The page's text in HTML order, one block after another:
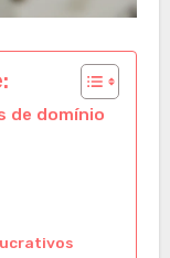
de domínio